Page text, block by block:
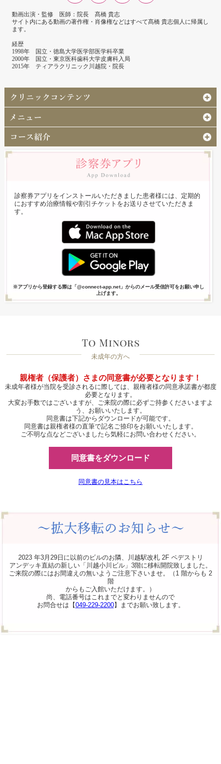
動画出演・監修 医師：院長 髙橋 貴志
サイト内にある動画の著作権・肖像権などはすべて髙橋 貴志個人に帰属し
ます。
経歴
1998年 国立・徳島大学医学部医学科卒業
2000年 国立・東京医科歯科大学皮膚科入局
2015年 ティアラクリニック川越院・院長
診察券アプリをインストールいただきました患者様には、定期的
におすすめ治療情報や割引チケットをお送りさせていただきま
す。
※アプリから登録する際は「@connect-app.net」からのメール受信許可をお願い申し
上げます。
未成年の方へ
親権者（保護者）さまの同意書が必要となります！
未成年者様が当院を受診されるに際しては、親権者様の同意承諾書が都度
必要となります。
大変お手数ではございますが、ご来院の際に必ずご持参くださいますよ
う、お願いいたします。
同意書は下記からダウンロードが可能です。
同意書は親権者様の直筆で記名ご捺印をお願いいたします。
ご不明な点などございましたら気軽にお問い合わせください。
同意書をダウンロード
同意書の見本はこちら
2023 年3月29日に以前のビルのお隣、川越駅改札 2F ペデストリ
アンデッキ直結の新しい「川越小川ビル」3階に移転開院致しました。
ご来院の際にはお間違えの無いようご注意下さいませ。（1 階からも 2
階
からもご入館いただけます。）
尚、電話番号はこれまでと変わりませんので
お問合せは【049-229-2200】までお願い致します。